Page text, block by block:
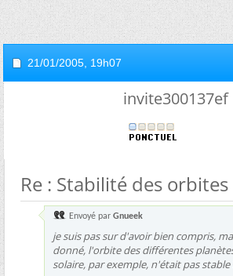
21/01/2005, 19h07
invite300137ef
Re : Stabilité des orbites
Envoyé par Gnueek
je suis pas sur d'avoir bien compris,
donné, l'orbite des différentes
solaire, par exemple, n'était pas stable